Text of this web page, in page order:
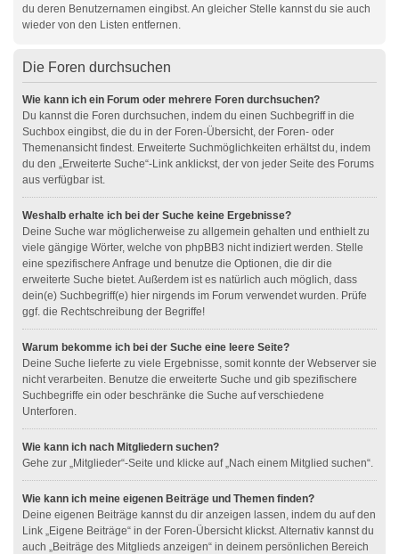
du deren Benutzernamen eingibst. An gleicher Stelle kannst du sie auch
wieder von den Listen entfernen.
Die Foren durchsuchen
Wie kann ich ein Forum oder mehrere Foren durchsuchen?
Du kannst die Foren durchsuchen, indem du einen Suchbegriff in die
Suchbox eingibst, die du in der Foren-Übersicht, der Foren- oder
Themenansicht findest. Erweiterte Suchmöglichkeiten erhältst du, indem
du den „Erweiterte Suche“-Link anklickst, der von jeder Seite des Forums
aus verfügbar ist.
Weshalb erhalte ich bei der Suche keine Ergebnisse?
Deine Suche war möglicherweise zu allgemein gehalten und enthielt zu
viele gängige Wörter, welche von phpBB3 nicht indiziert werden. Stelle
eine spezifischere Anfrage und benutze die Optionen, die dir die
erweiterte Suche bietet. Außerdem ist es natürlich auch möglich, dass
dein(e) Suchbegriff(e) hier nirgends im Forum verwendet wurden. Prüfe
ggf. die Rechtschreibung der Begriffe!
Warum bekomme ich bei der Suche eine leere Seite?
Deine Suche lieferte zu viele Ergebnisse, somit konnte der Webserver sie
nicht verarbeiten. Benutze die erweiterte Suche und gib spezifischere
Suchbegriffe ein oder beschränke die Suche auf verschiedene
Unterforen.
Wie kann ich nach Mitgliedern suchen?
Gehe zur „Mitglieder“-Seite und klicke auf „Nach einem Mitglied suchen“.
Wie kann ich meine eigenen Beiträge und Themen finden?
Deine eigenen Beiträge kannst du dir anzeigen lassen, indem du auf den
Link „Eigene Beiträge“ in der Foren-Übersicht klickst. Alternativ kannst du
auch „Beiträge des Mitglieds anzeigen“ in deinem persönlichen Bereich